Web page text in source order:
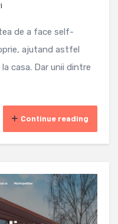
de a face self-
ajutand astfel
casa. Dar unii dintre
Continue reading